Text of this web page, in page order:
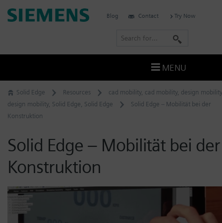
Skip
to
Solid Edge Resources cad mobility, cad mobility, design mobility
design mobility, Solid Edge, Solid Edge
Solid Edge – Mobilität bei der
Konstruktion
Solid Edge – Mobilität bei der
Konstruktion
Siemens
Blog Contact Try Now
r
c
h
MENU